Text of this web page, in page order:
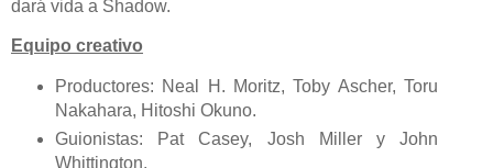
dará vida a Shadow.
Equipo creativo
Productores: Neal H. Moritz, Toby Ascher, Toru
Nakahara, Hitoshi Okuno.
Guionistas: Pat Casey, Josh Miller y John
Whittington.